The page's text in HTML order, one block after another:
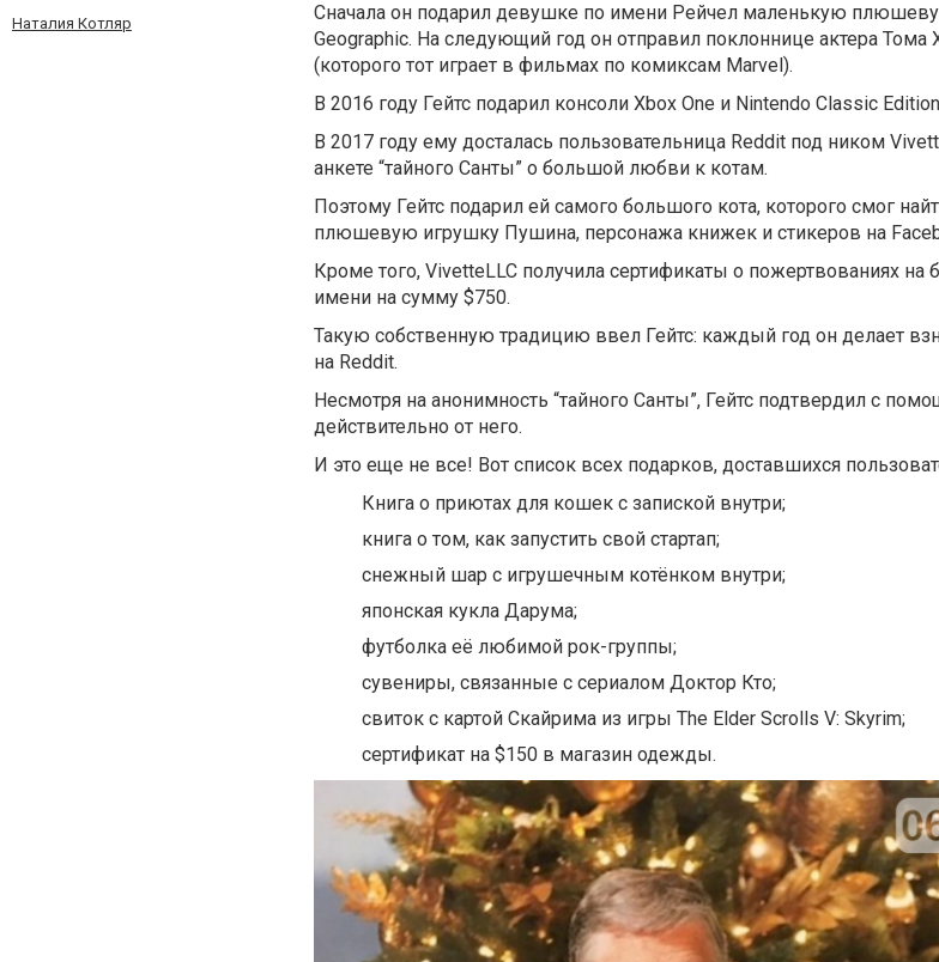
Наталия Котляр
Сначала он подарил девушке по имени Рейчел маленькую
Geographic. На следующий год он отправил поклоннице актера
(которого тот играет в фильмах по комиксам Marvel).
В 2016 году Гейтс подарил консоли Xbox One и Nintendo Classic
В 2017 году ему досталась пользовательница Reddit под ником
анкете “тайного Санты” о большой любви к котам.
Поэтому Гейтс подарил ей самого большого кота, которого смог
плюшевую игрушку Пушина, персонажа книжек и стикеров на
Кроме того, VivetteLLC получила сертификаты о пожертвованиях на
имени на сумму $750.
Такую собственную традицию ввел Гейтс: каждый год он делает
на Reddit.
Несмотря на анонимность “тайного Санты”, Гейтс подтвердил с
действительно от него.
И это еще не все! Вот список всех подарков, доставшихся
Книга о приютах для кошек с запиской внутри;
книга о том, как запустить свой стартап;
снежный шар с игрушечным котёнком внутри;
японская кукла Дарума;
футболка её любимой рок-группы;
сувениры, связанные с сериалом Доктор Кто;
свиток с картой Скайрима из игры The Elder Scrolls V: Skyrim;
сертификат на $150 в магазин одежды.